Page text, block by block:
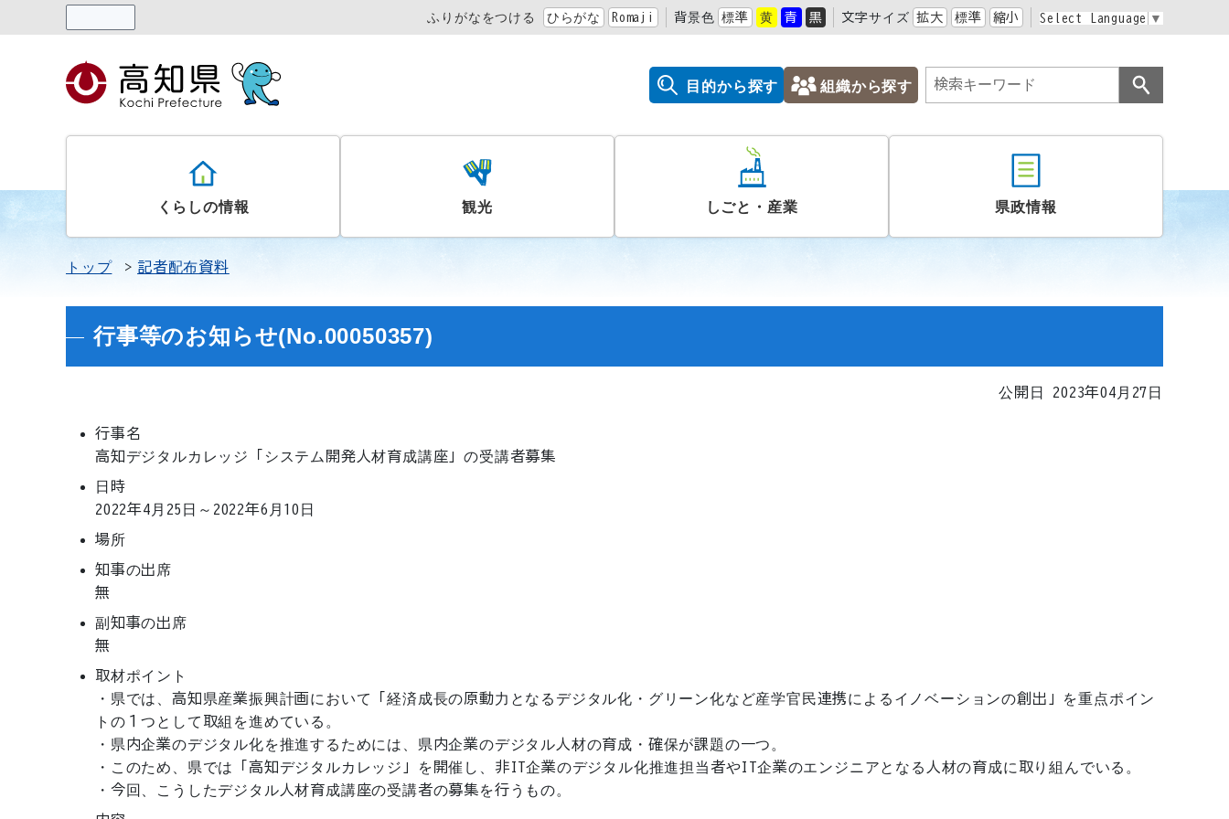
ふりがなをつける ひらがな Romaji 背景色 標準 黄 青 黒 文字サイズ 拡大 標準 縮小 Select Language ▼
目的から探す 組織から探す
くらしの情報 観光 しごと・産業 県政情報
トップ 記者配布資料
行事等のお知らせ(No.00050357)
公開日 2023年04月27日
行事名
高知デジタルカレッジ「システム開発人材育成講座」の受講者募集
日時
2022年4月25日～2022年6月10日
場所
知事の出席
無
副知事の出席
無
取材ポイント
・県では、高知県産業振興計画において「経済成長の原動力となるデジタル化・グリーン化など産学官民連携によるイノベーションの創出」を重点ポイン
トの１つとして取組を進めている。
・県内企業のデジタル化を推進するためには、県内企業のデジタル人材の育成・確保が課題の一つ。
・このため、県では「高知デジタルカレッジ」を開催し、非IT企業のデジタル化推進担当者やIT企業のエンジニアとなる人材の育成に取り組んでいる。
・今回、こうしたデジタル人材育成講座の受講者の募集を行うもの。